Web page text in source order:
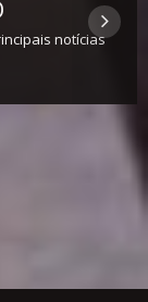
notícias